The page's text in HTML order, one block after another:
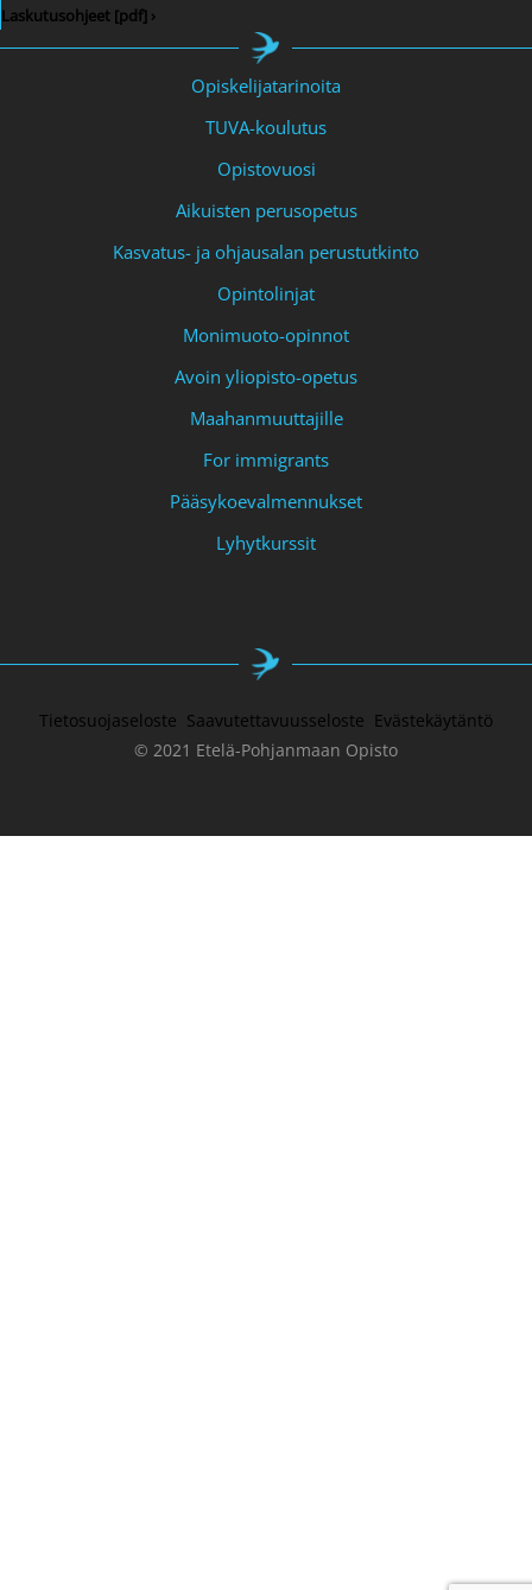
Laskutusohjeet [pdf] ›
Opiskelijatarinoita
TUVA-koulutus
Opistovuosi
Aikuisten perusopetus
Kasvatus- ja ohjausalan perustutkinto
Opintolinjat
Monimuoto-opinnot
Avoin yliopisto-opetus
Maahanmuuttajille
For immigrants
Pääsykoevalmennukset
Lyhytkurssit
Tietosuojaseloste Saavutettavuusseloste Evästekäytäntö
© 2021 Etelä-Pohjanmaan Opisto